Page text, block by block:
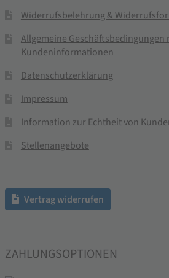
Widerrufsbelehrung &
Allgemeine Geschäftsbedingungen
Kundeninformationen
Datenschutzerklärung
Impressum
Information zur Echtheit von
Stellenangebote
Vertrag widerrufen
ZAHLUNGSOPTIONEN